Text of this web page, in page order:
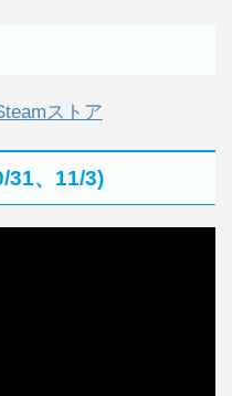
ストア
31、11/3)